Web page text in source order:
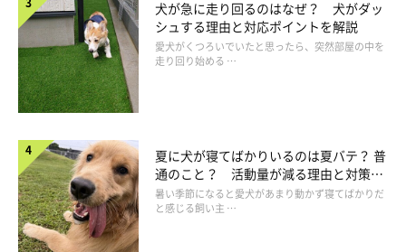
サンシェイド
犬が急に走り回るのはなぜ？ 犬がダッ
シュする理由と対応ポイントを解説
愛犬がくつろいでいたと思ったら、突然部屋の中を
走り回り始める …
夏に犬が寝てばかりいるのは夏バテ？ 普
通のこと？ 活動量が減る理由と対策と
は
暑い季節になると愛犬があまり動かず寝てばかりだ
と感じる飼い主 …